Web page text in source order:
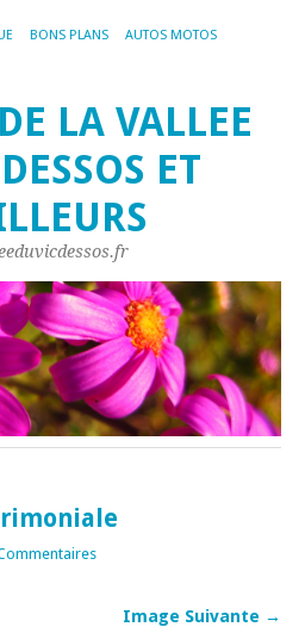
BONS PLANS AUTOS MOTOS
LA VALLEE
ET
Image Suivante →